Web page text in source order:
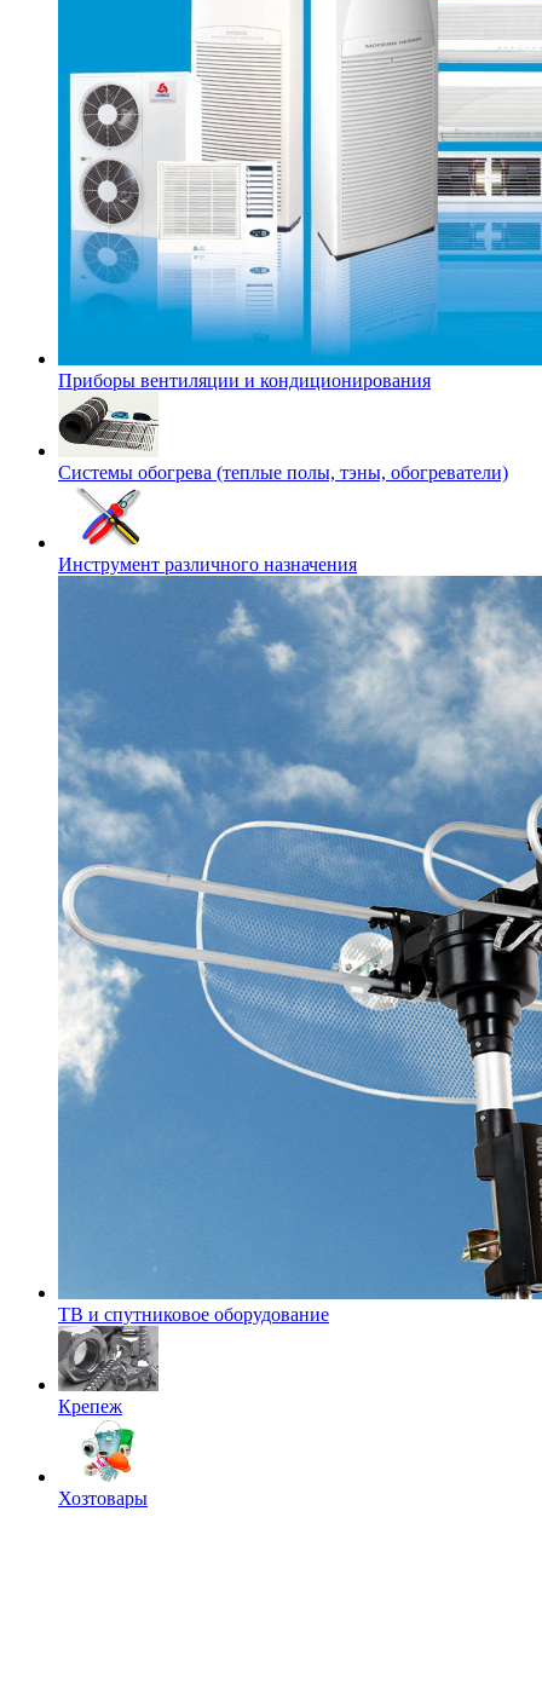
Приборы вентиляции и кондиционирования
Системы обогрева (теплые полы, тэны, обогреватели)
Инструмент различного назначения
ТВ и спутниковое оборудование
Крепеж
Хозтовары